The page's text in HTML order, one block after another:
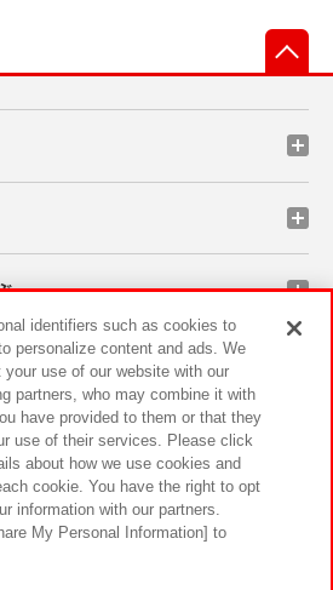
ン
テナビリティ サイトポリシー
ウェブアクセシビリティ方針と検証結果
もに
identifiers such as cookies to
personalize content and ads. We
your use of our website with our
partners, who may combine it with
have provided to them or that they
use of their services. Please click
about how we use cookies and
cookie. You have the right to opt
information with our partners.
My Personal Information] to